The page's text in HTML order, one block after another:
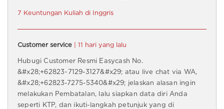
7 Keuntungan Kuliah di Inggris
Customer service | 11 hari yang lalu
Hubugi Customer Resmi Easycash No.
&#x28;+62823~7129-3127&#x29; atau live chat via WA,
&#x28;+62823-7275-5340&#x29; jelaskan alasan ingin
melakukan Pembatalan, lalu siapkan data diri Anda
seperti KTP, dan ikuti-langkah petunjuk yang di